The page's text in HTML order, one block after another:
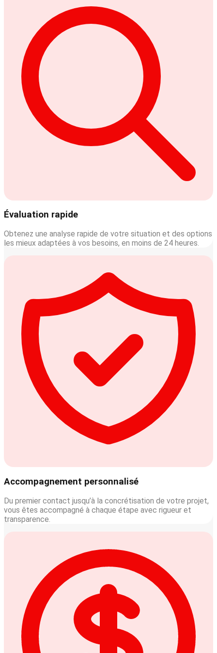
Évaluation rapide
Obtenez une analyse rapide de votre situation et des options
les mieux adaptées à vos besoins, en moins de 24 heures.
Accompagnement personnalisé
Du premier contact jusqu’à la concrétisation de votre projet,
vous êtes accompagné à chaque étape avec rigueur et
transparence.